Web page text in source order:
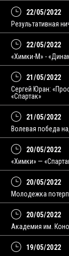
22/05/2022
Результативная
22/05/2022
«Химки-M» -
21/05/2022
Сергей Юран:
«Спартак»
21/05/2022
Волевая победа
20/05/2022
«Химки» —
20/05/2022
Молодежка
20/05/2022
Академия им.
19/05/2022